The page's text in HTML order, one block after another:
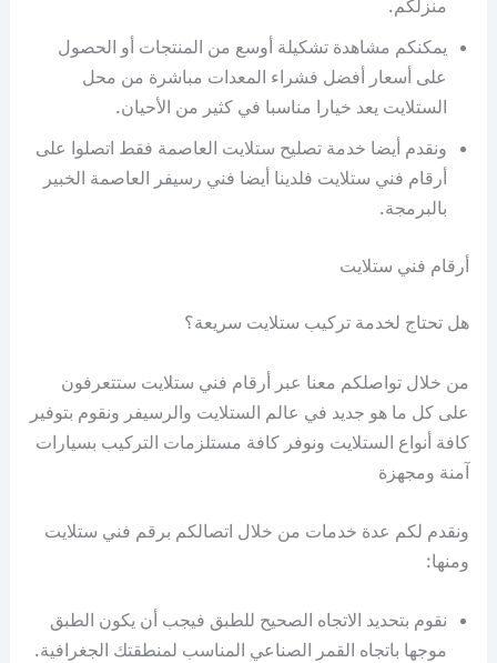
منزلكم.
يمكنكم مشاهدة تشكيلة أوسع من المنتجات أو الحصول
على أسعار أفضل فشراء المعدات مباشرة من محل
الستلايت يعد خيارا مناسبا في كثير من الأحيان.
ونقدم أيضا خدمة تصليح ستلايت العاصمة فقط اتصلوا على
أرقام فني ستلايت فلدينا أيضا فني رسيفر العاصمة الخبير
بالبرمجة.
أرقام فني ستلايت
هل تحتاج لخدمة تركيب ستلايت سريعة؟
من خلال تواصلكم معنا عبر أرقام فني ستلايت ستتعرفون
على كل ما هو جديد في عالم الستلايت والرسيفر ونقوم بتوفير
كافة أنواع الستلايت ونوفر كافة مستلزمات التركيب بسيارات
آمنة ومجهزة
ونقدم لكم عدة خدمات من خلال اتصالكم برقم فني ستلايت
ومنها:
نقوم بتحديد الاتجاه الصحيح للطبق فيجب أن يكون الطبق
موجها باتجاه القمر الصناعي المناسب لمنطقتك الجغرافية.